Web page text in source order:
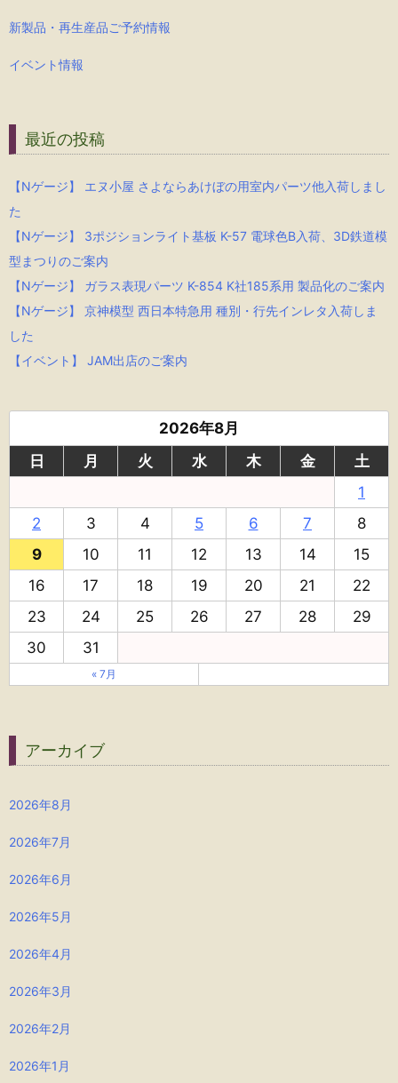
新製品・再生産品ご予約情報
イベント情報
最近の投稿
【Nゲージ】 エヌ小屋 さよならあけぼの用室内パーツ他入荷しまし
た
【Nゲージ】 3ポジションライト基板 K-57 電球色B入荷、3D鉄道模
型まつりのご案内
【Nゲージ】 ガラス表現パーツ K-854 K社185系用 製品化のご案内
【Nゲージ】 京神模型 西日本特急用 種別・行先インレタ入荷しま
した
【イベント】 JAM出店のご案内
2026年8月
日
月 火 水 木 金
土
1
2
3 4 5 6 7
8
9
10 11 12 13 14
15
16
17 18 19 20 21
22
23
24 25 26 27 28
29
30
31
« 7月
アーカイブ
2026年8月
2026年7月
2026年6月
2026年5月
2026年4月
2026年3月
2026年2月
2026年1月